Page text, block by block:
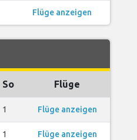
Flüge anzeigen
So Flüge
1 Flüge anzeigen
1 Flüge anzeigen